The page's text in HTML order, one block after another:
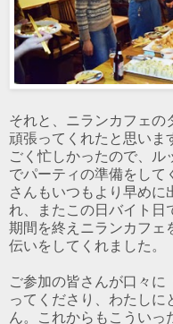
それと、ニランカフェの
頑張ってくれたと思いま
ごく忙しかったので、ル
でパーティの準備をして
さんもいつもより早めに
れ、またこの日バイト日
期間を終えニランカフェ
伝いをしてくれました。
ご参加の皆さんが口々に
ってくださり、わたしに
ん。これからもこういっ